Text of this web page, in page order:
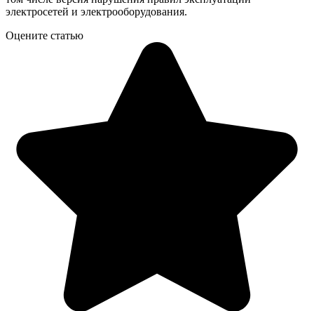
электросетей и электрооборудования.
Оцените статью